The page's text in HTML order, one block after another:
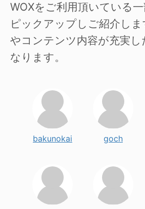
WOXをご利用頂いている
ピックアップしご紹介し
やコンテンツ内容が充実し
なります。
bakunokai goch